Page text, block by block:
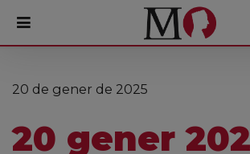
PORTADA
20 de gener de 2025
20 gener